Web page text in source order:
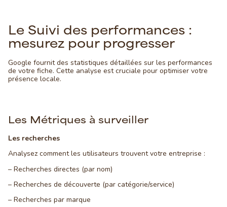
Le Suivi des performances :
mesurez pour progresser
Google fournit des statistiques détaillées sur les performances
de votre fiche. Cette analyse est cruciale pour optimiser votre
présence locale.
Les Métriques à surveiller
Les recherches
Analysez comment les utilisateurs trouvent votre entreprise :
– Recherches directes (par nom)
– Recherches de découverte (par catégorie/service)
– Recherches par marque